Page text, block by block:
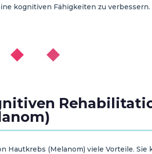
kognitiven Fähigkeiten zu verbessern.
◆ ◆
(Melanom) viele Vorteile. Sie